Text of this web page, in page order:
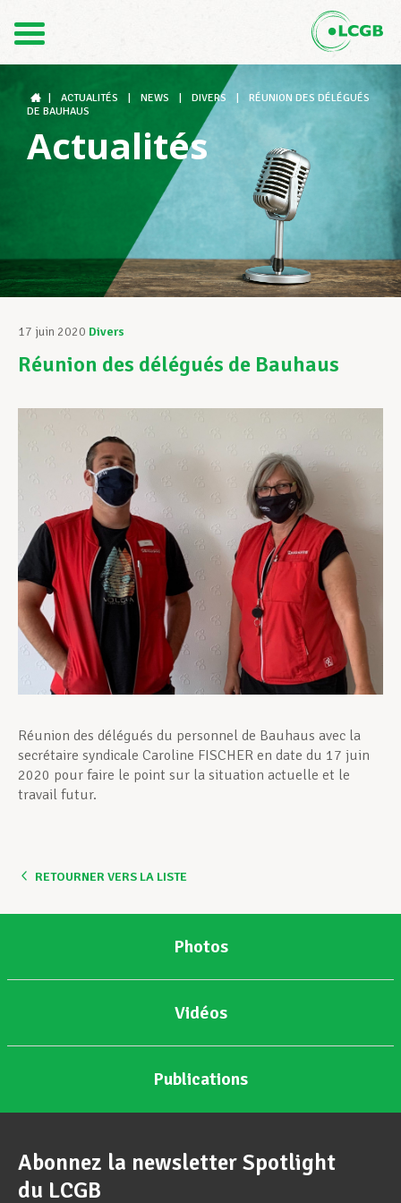
DE
Le LCGB
Structures syndicales
Assistance au Travail
Vos droits
Assistance en vie privée
Développement professionnel
Devenir Membre
Actualités
ACTUALITÉS NEWS DIVERS
RÉUNION DES DÉLÉGUÉS
DE BAUHAUS
Actualités
17 juin 2020 Divers
Réunion des délégués de Bauhaus
Réunion des délégués du personnel de Bauhaus avec la
secrétaire syndicale Caroline FISCHER en date du 17 juin
2020 pour faire le point sur la situation actuelle et le
travail futur.
RETOURNER VERS LA LISTE
Photos
Vidéos
Publications
Abonnez la newsletter Spotlight
du LCGB